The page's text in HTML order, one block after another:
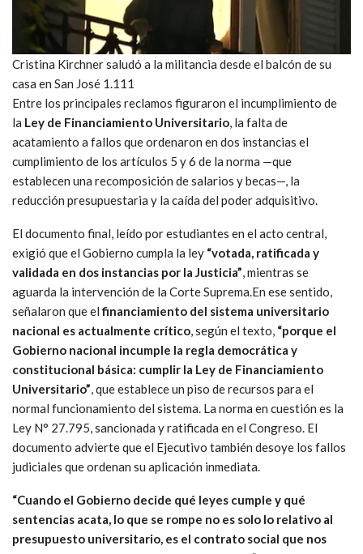
Cristina Kirchner saludó a la militancia desde el balcón de su
casa en San José 1.111
Entre los principales reclamos figuraron el incumplimiento de
la Ley de Financiamiento Universitario, la falta de
acatamiento a fallos que ordenaron en dos instancias el
cumplimiento de los artículos 5 y 6 de la norma —que
establecen una recomposición de salarios y becas—, la
reducción presupuestaria y la caída del poder adquisitivo.
El documento final, leído por estudiantes en el acto central,
exigió que el Gobierno cumpla la ley “votada, ratificada y
validada en dos instancias por la Justicia”, mientras se
aguarda la intervención de la Corte Suprema.En ese sentido,
señalaron que elfinanciamiento del sistema universitario
nacional es actualmente crítico, según el texto, “porque el
Gobierno nacional incumple la regla democrática y
constitucional básica: cumplir la Ley de Financiamiento
Universitario”, que establece un piso de recursos para el
normal funcionamiento del sistema. La norma en cuestión es la
Ley N° 27.795, sancionada y ratificada en el Congreso. El
documento advierte que el Ejecutivo también desoye los fallos
judiciales que ordenan su aplicación inmediata.
“Cuando el Gobierno decide qué leyes cumple y qué
sentencias acata, lo que se rompe no es solo lo relativo al
presupuesto universitario, es el contrato social que nos